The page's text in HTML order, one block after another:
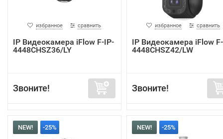
избранное сравнить
IP Видеокамера iFlow F-IP-
4448CHSZ36/LY
Звоните!
избранное сравнить
IP Видеокамера iFlow
4448CHSZ42/LW
Звоните!
NEW! -25% NEW! -25%